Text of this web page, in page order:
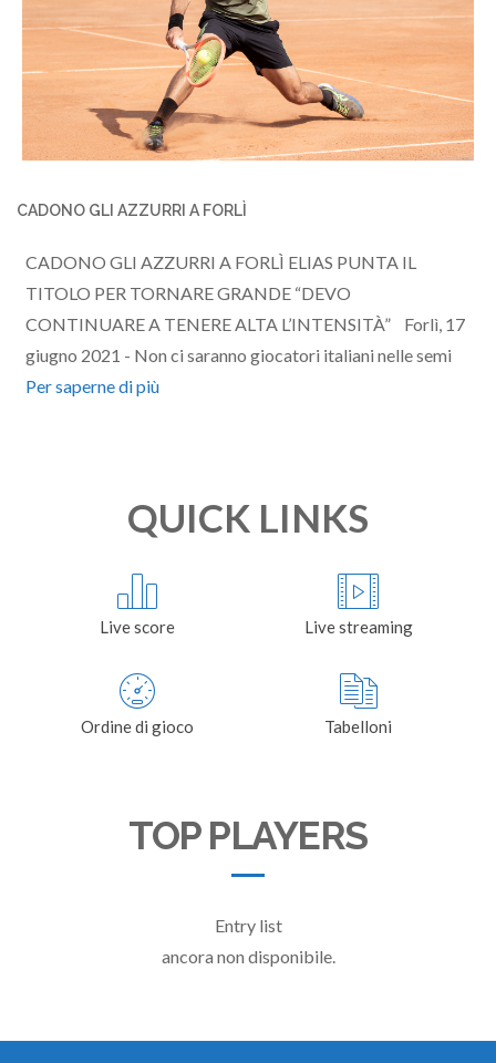
CADONO GLI AZZURRI A FORLÌ
CADONO GLI AZZURRI A FORLÌ ELIAS PUNTA IL
TITOLO PER TORNARE GRANDE “DEVO
CONTINUARE A TENERE ALTA L’INTENSITÀ” Forlì, 17
giugno 2021 - Non ci saranno giocatori italiani nelle semi
Per saperne di più
QUICK LINKS
Live score Live streaming
Ordine di gioco Tabelloni
TOP PLAYERS
Entry list
ancora non disponibile.